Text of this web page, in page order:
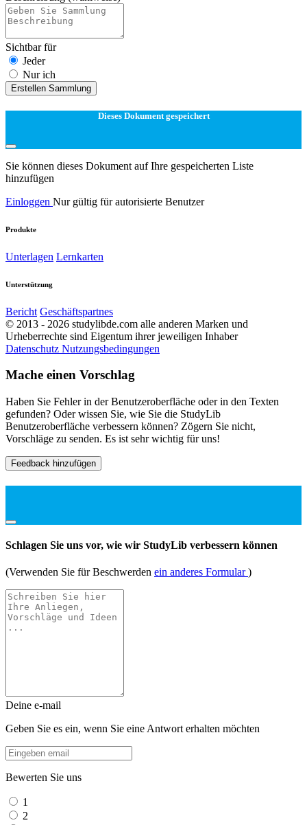
Sichtbar für
Jeder
Nur ich
Erstellen Sammlung
Dieses Dokument gespeichert
Sie können dieses Dokument auf Ihre gespeicherten Liste
hinzufügen
Einloggen Nur gültig für autorisierte Benutzer
Produkte
Unterlagen Lernkarten
Unterstützung
Bericht Geschäftspartnes
© 2013 - 2026 studylibde.com alle anderen Marken und
Urheberrechte sind Eigentum ihrer jeweiligen Inhaber
Datenschutz Nutzungsbedingungen
Mache einen Vorschlag
Haben Sie Fehler in der Benutzeroberfläche oder in den Texten
gefunden? Oder wissen Sie, wie Sie die StudyLib
Benutzeroberfläche verbessern können? Zögern Sie nicht,
Vorschläge zu senden. Es ist sehr wichtig für uns!
Feedback hinzufügen
Schlagen Sie uns vor, wie wir StudyLib verbessern können
(Verwenden Sie für Beschwerden ein anderes Formular)
Deine e-mail
Geben Sie es ein, wenn Sie eine Antwort erhalten möchten
Bewerten Sie uns
1
2